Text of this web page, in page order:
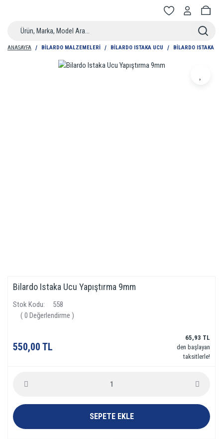
ANASAYFA BILARDO MALZEMELERI BILARDO ISTAKA UCU BILARDO ISTAKA
Bilardo Istaka Ucu Yapıştırma 9mm
Stok Kodu
558
( 0 Değerlendirme )
550,00 TL
65,93 TL
den başlayan
taksitlerle!
SEPETE EKLE